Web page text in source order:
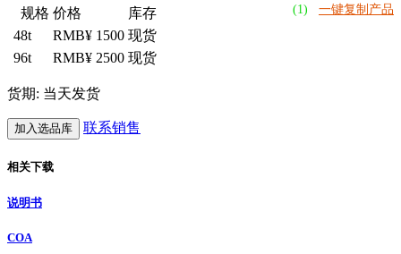
(1) 一键复制产品
规格 价格
库存
48t
RMB¥ 1500 现货
96t
RMB¥ 2500 现货
货期: 当天发货
加入选品库 联系销售
相关下载
说明书
COA